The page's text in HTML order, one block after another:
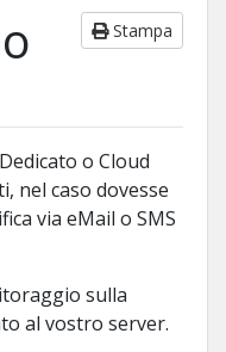
Stampa
o Cloud
nel caso dovesse
via eMail o SMS
sulla
al vostro server.